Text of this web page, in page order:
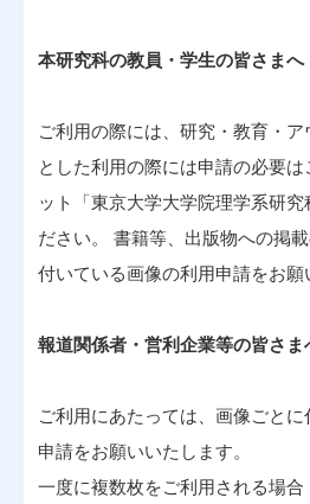
本研究科の教員・学生の皆さまへ
ご利用の際には、研究・教育・
とした利用の際には申請の必要
ット「東京大学大学院理学系研究
ださい。 書籍等、出版物への掲
付いている画像の利用申請をお願
報道関係者・営利企業等の皆さま
ご利用にあたっては、画像ごと
申請をお願いいたします。
一度に複数枚をご利用される場合